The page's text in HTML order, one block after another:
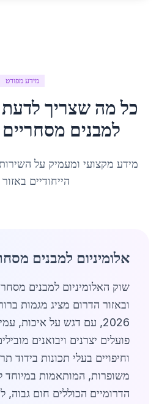
מידע מפורט
כל מה שצריך
למבנים מסחריים
מידע מקצועי ומעמיק על
הייחודיים
אלומיניום למבנים
שוק האלומיניום למבנים
2026, עם דגש על איכות,
פועלים יצרנים ויבואנים
וחיפויים בעלי תכונות בידוד
משופרות, המותאמות במיוחד
הדרומיים הכוללים חום